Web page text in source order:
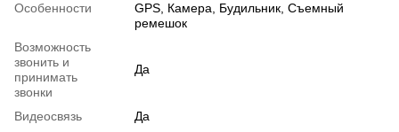
Особенности
GPS, Камера, Будильник, Съемный
ремешок
Возможность
звонить и
принимать
звонки
Да
Видеосвязь
Да